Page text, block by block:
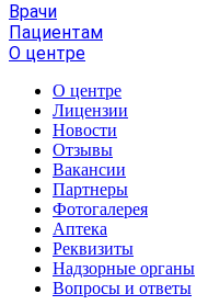
Врачи
Пациентам
О центре
О центре
Лицензии
Новости
Отзывы
Вакансии
Партнеры
Фотогалерея
Аптека
Реквизиты
Надзорные органы
Вопросы и ответы